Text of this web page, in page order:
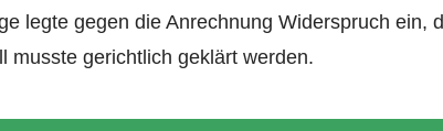
legte gegen die Anrechnung Widerspruch ein,
musste gerichtlich geklärt werden.